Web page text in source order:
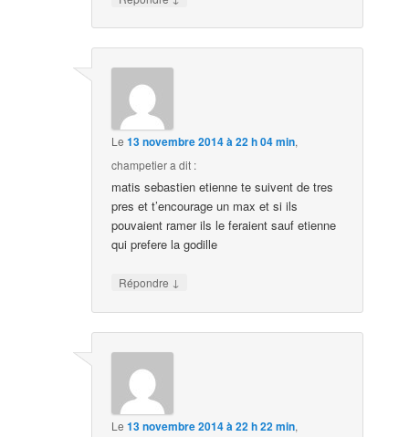
Le13 novembre 2014 à 22 h 04 min,
champetiera dit :
matis sebastien etienne te suivent de tres
pres et t’encourage un max et si ils
pouvaient ramer ils le feraient sauf etienne
qui prefere la godille
Répondre ↓
Le13 novembre 2014 à 22 h 22 min,